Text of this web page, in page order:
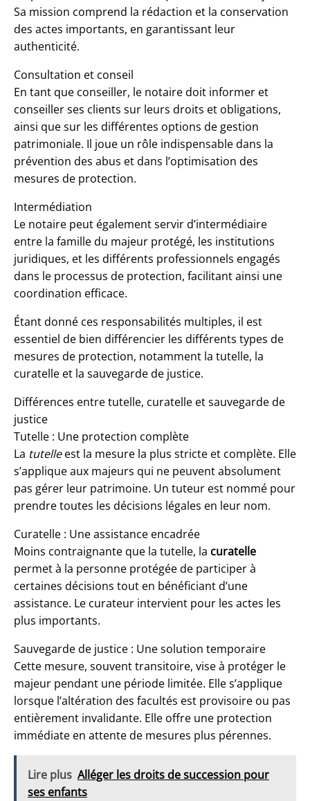
Sa mission comprend la rédaction et la conservation
des actes importants, en garantissant leur
authenticité.
Consultation et conseil
En tant que conseiller, le notaire doit informer et
conseiller ses clients sur leurs droits et obligations,
ainsi que sur les différentes options de gestion
patrimoniale. Il joue un rôle indispensable dans la
prévention des abus et dans l’optimisation des
mesures de protection.
Intermédiation
Le notaire peut également servir d’intermédiaire
entre la famille du majeur protégé, les institutions
juridiques, et les différents professionnels engagés
dans le processus de protection, facilitant ainsi une
coordination efficace.
Étant donné ces responsabilités multiples, il est
essentiel de bien différencier les différents types de
mesures de protection, notamment la tutelle, la
curatelle et la sauvegarde de justice.
Différences entre tutelle, curatelle et sauvegarde de
justice
Tutelle : Une protection complète
La tutelleest la mesure la plus stricte et complète. Elle
s’applique aux majeurs qui ne peuvent absolument
pas gérer leur patrimoine. Un tuteur est nommé pour
prendre toutes les décisions légales en leur nom.
Curatelle : Une assistance encadrée
Moins contraignante que la tutelle, la curatelle
permet à la personne protégée de participer à
certaines décisions tout en bénéficiant d’une
assistance. Le curateur intervient pour les actes les
plus importants.
Sauvegarde de justice : Une solution temporaire
Cette mesure, souvent transitoire, vise à protéger le
majeur pendant une période limitée. Elle s’applique
lorsque l’altération des facultés est provisoire ou pas
entièrement invalidante. Elle offre une protection
immédiate en attente de mesures plus pérennes.
Lire plus Alléger les droits de succession pour
ses enfants